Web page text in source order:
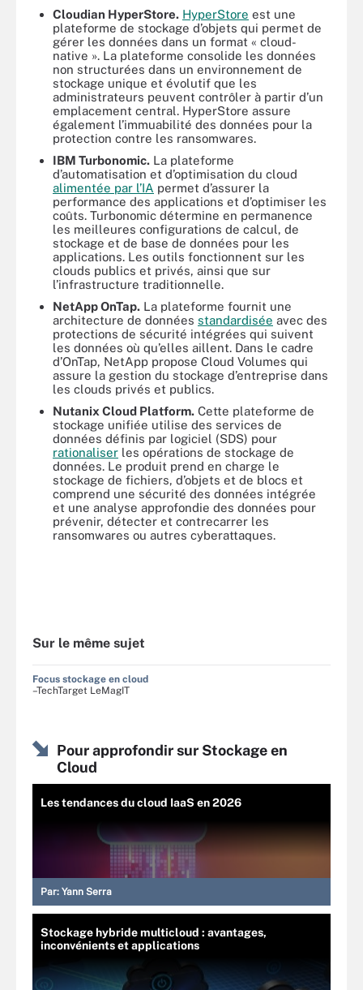
Cloudian HyperStore. HyperStore est une
plateforme de stockage d’objets qui permet de
gérer les données dans un format « cloud-
native ». La plateforme consolide les données
non structurées dans un environnement de
stockage unique et évolutif que les
administrateurs peuvent contrôler à partir d’un
emplacement central. HyperStore assure
également l’immuabilité des données pour la
protection contre les ransomwares.
IBM Turbonomic. La plateforme
d’automatisation et d’optimisation du cloud
alimentée par l’IA permet d’assurer la
performance des applications et d’optimiser les
coûts. Turbonomic détermine en permanence
les meilleures configurations de calcul, de
stockage et de base de données pour les
applications. Les outils fonctionnent sur les
clouds publics et privés, ainsi que sur
l’infrastructure traditionnelle.
NetApp OnTap. La plateforme fournit une
architecture de données standardisée avec des
protections de sécurité intégrées qui suivent
les données où qu’elles aillent. Dans le cadre
d’OnTap, NetApp propose Cloud Volumes qui
assure la gestion du stockage d’entreprise dans
les clouds privés et publics.
Nutanix Cloud Platform. Cette plateforme de
stockage unifiée utilise des services de
données définis par logiciel (SDS) pour
rationaliser les opérations de stockage de
données. Le produit prend en charge le
stockage de fichiers, d’objets et de blocs et
comprend une sécurité des données intégrée
et une analyse approfondie des données pour
prévenir, détecter et contrecarrer les
ransomwares ou autres cyberattaques.
Sur le même sujet
Focus stockage en cloud
–TechTarget LeMagIT
Pour approfondir sur Stockage en
Cloud
Les tendances du cloud IaaS en 2026
Par: Yann Serra
Stockage hybride multicloud : avantages,
inconvénients et applications